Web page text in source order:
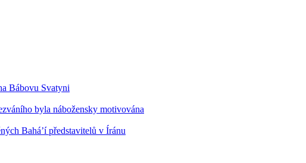
Bábovu Svatyni
byla nábožensky motivována
Bahá’í představitelů v Íránu